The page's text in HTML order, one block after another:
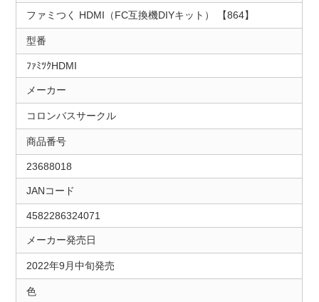
ファミつく HDMI（FC互換機DIYキット） 【864】
型番
ﾌｧﾐﾂｸHDMI
メーカー
コロンバスサークル
商品番号
23688018
JANコード
4582286324071
メーカー発売日
2022年9月中旬発売
色